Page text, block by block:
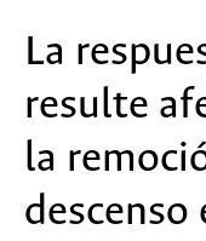
La
resulte
la